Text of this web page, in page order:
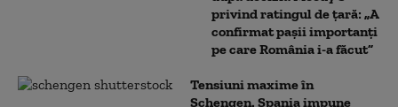
privind ratingul de țară: „A
confirmat pașii importanți
pe care România i-a făcut”
Tensiuni maxime în
Schengen. Spania impune